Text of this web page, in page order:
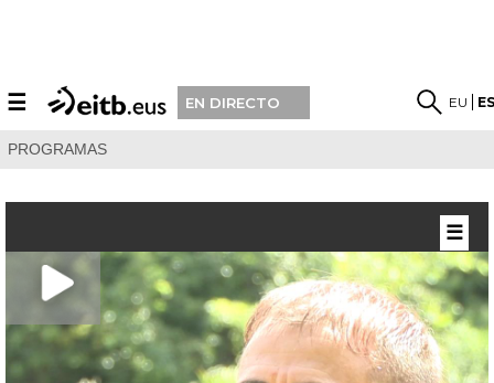
☰ EN DIRECTO EU
PROGRAMAS
☰